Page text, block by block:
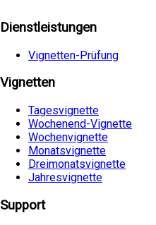
Dienstleistungen
Vignetten-Prüfung
Vignetten
Tagesvignette
Wochenend-Vignette
Wochenvignette
Monatsvignette
Dreimonatsvignette
Jahresvignette
Support